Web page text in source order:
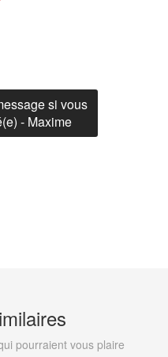
si vous
- Maxime
pourraient vous plaire